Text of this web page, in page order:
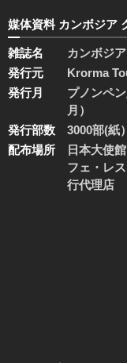
媒体資料 カンボジア
雑誌名
カンボジ
発行元
Krorma
発行月
プノンペ
月）
発行部数
3000部(紙
配布場所
日本大使
フェ・レ
行代理店